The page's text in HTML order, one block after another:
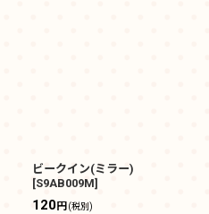
ビークイン(ミラー)
[S9AB009M]
120円(税別)